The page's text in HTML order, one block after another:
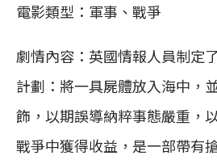
電影類型：軍事、戰爭
劇情內容：英國情報人員制定
計劃：將一具屍體放入海中，
飾，以期誤導納粹事態嚴重，
戰爭中獲得收益，是一部帶有